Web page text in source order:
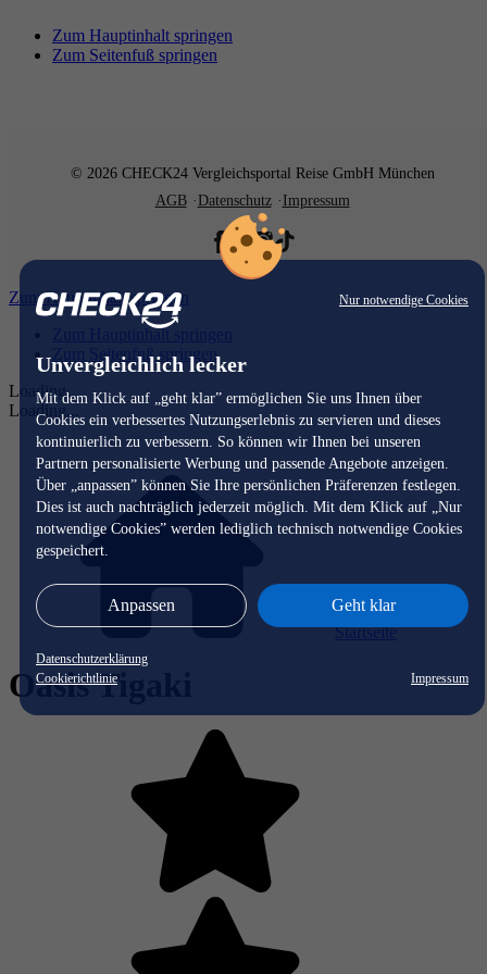
Nur notwendige Cookies
Unvergleichlich lecker
Mit dem Klick auf „geht klar” ermöglichen Sie uns Ihnen über
Cookies ein verbessertes Nutzungserlebnis zu servieren und dieses
kontinuierlich zu verbessern. So können wir Ihnen bei unseren
Partnern personalisierte Werbung und passende Angebote anzeigen.
Über „anpassen” können Sie Ihre persönlichen Präferenzen festlegen.
Dies ist auch nachträglich jederzeit möglich. Mit dem Klick auf „Nur
notwendige Cookies” werden lediglich technisch notwendige Cookies
gespeichert.
Anpassen Geht klar
Datenschutzerklärung
Cookierichtlinie
Impressum
Zum Hauptinhalt springen
Zum Seitenfuß springen
© 2026 CHECK24 Vergleichsportal Reise GmbH München
AGB
Datenschutz Impressum
Zum Hauptinhalt springen
Zum Hauptinhalt springen
Zum Seitenfuß springen
Loading...
Loading...
Startseite
Oasis Tigaki